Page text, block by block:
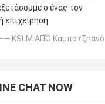
ο ένας τον
επιχείρηση
KSLM ΑΠΌ Καμποτζηανό
CHAT NOW